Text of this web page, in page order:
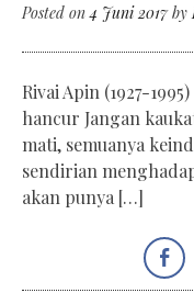
Posted on4 Juni 2017by
Rivai Apin (1927-
hancur Jangan
mati, semuanya
sendirian
akan punya […]